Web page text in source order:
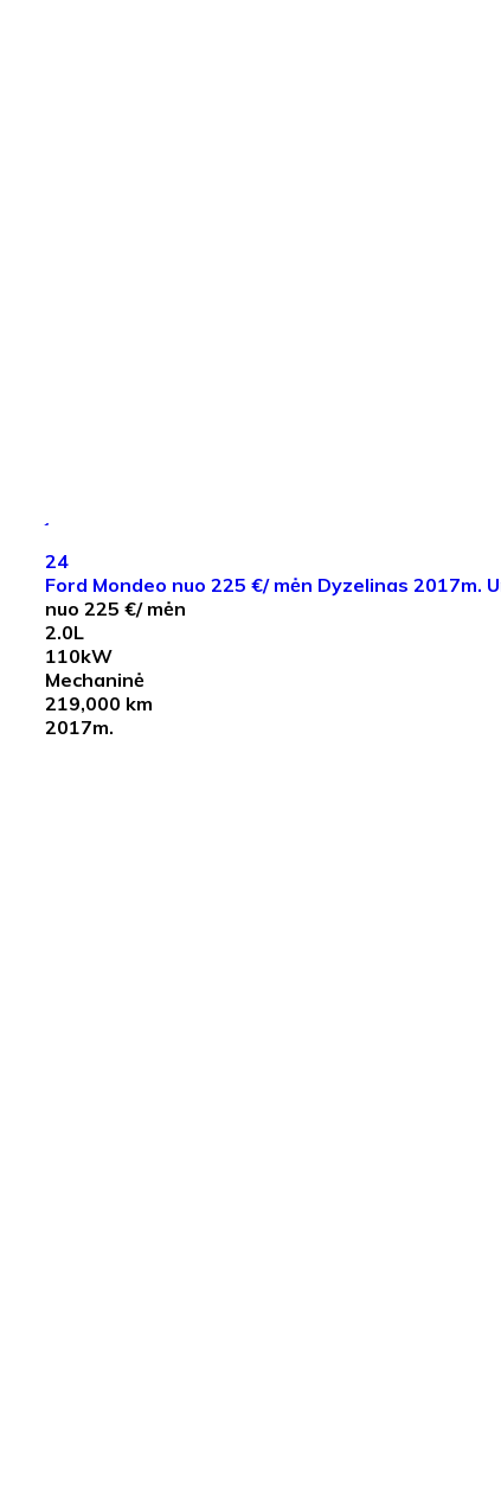
24
Ford Mondeo nuo 225 €/ mėn Dyzelinas 2017m.
nuo 225 €/ mėn
2.0L
110kW
Mechaninė
219,000 km
2017m.